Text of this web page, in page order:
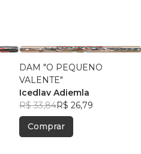
DAM "O PEQUENO
VALENTE"
Icedlav Adiemla
R$ 33,84R$ 26,79
Comprar